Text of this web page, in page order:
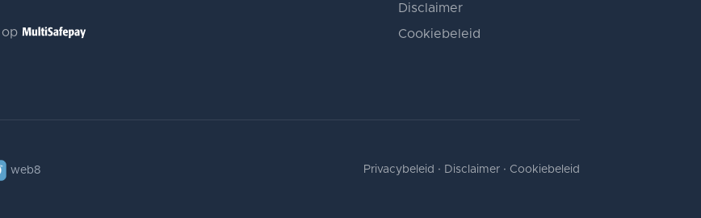
Disclaimer
Cookiebeleid
web8 Privacybeleid · Disclaimer · Cookiebeleid